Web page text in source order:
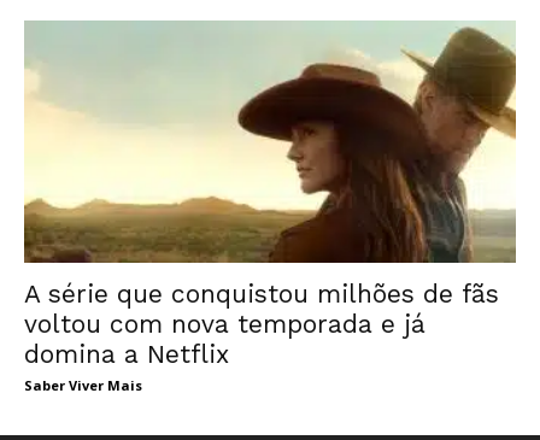
A série que conquistou milhões de fãs
voltou com nova temporada e já
domina a Netflix
Saber Viver Mais